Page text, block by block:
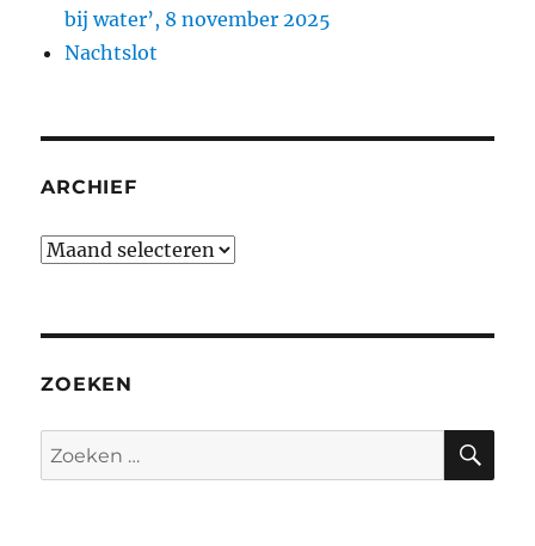
bij water’, 8 november 2025
Nachtslot
ARCHIEF
Archief
ZOEKEN
Zoeken
naar: